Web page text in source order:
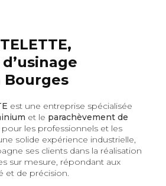
est une entreprise spécialisée
et le parachèvement de
pour les professionnels et les
solide expérience industrielle,
ses clients dans la réalisation
sur mesure, répondant aux
et de précision.